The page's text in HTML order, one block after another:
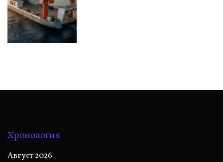
Хронология
Август 2026